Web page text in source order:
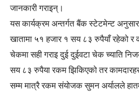
जानकारी गराइन्।
यस कार्यक्रम अन्तर्गत बैंक स्टेटमेन्ट
खातामा ५१ हजार १ सय ८३ रुपैयाँ रहेको र
चेकमा सही गराइ दुई दुईवटा चेक च्याति
सय ८३ रुपैया रकम झिकिएको तर
सम्म मात्रै रकम संयोजक सुमन अर्यालले